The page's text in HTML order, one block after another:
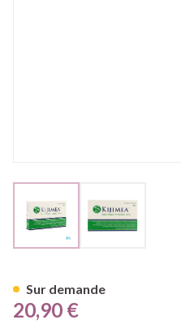
20,90 €
Sur demande